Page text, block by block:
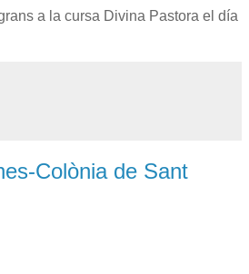
a la cursa Divina Pastora el día
Colònia de Sant